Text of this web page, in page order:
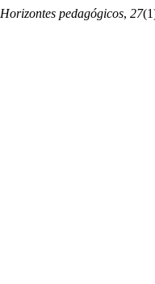
Horizontes pedagógicos, 27